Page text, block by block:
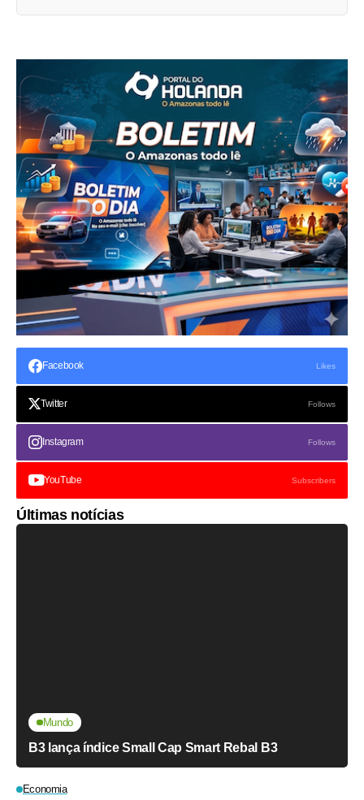
Facebook Likes
Twitter Follows
Instagram Follows
YouTube Subscribers
Últimas notícias
Mundo
B3 lança índice Small Cap Smart Rebal B3
Economia